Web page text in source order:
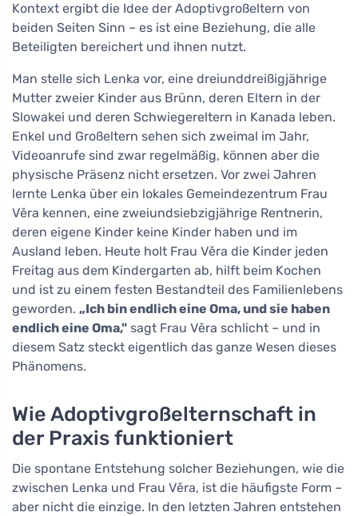
Kontext ergibt die Idee der Adoptivgroßeltern von
beiden Seiten Sinn – es ist eine Beziehung, die alle
Beteiligten bereichert und ihnen nutzt.
Man stelle sich Lenka vor, eine dreiunddreißigjährige
Mutter zweier Kinder aus Brünn, deren Eltern in der
Slowakei und deren Schwiegereltern in Kanada leben.
Enkel und Großeltern sehen sich zweimal im Jahr,
Videoanrufe sind zwar regelmäßig, können aber die
physische Präsenz nicht ersetzen. Vor zwei Jahren
lernte Lenka über ein lokales Gemeindezentrum Frau
Věra kennen, eine zweiundsiebzigjährige Rentnerin,
deren eigene Kinder keine Kinder haben und im
Ausland leben. Heute holt Frau Věra die Kinder jeden
Freitag aus dem Kindergarten ab, hilft beim Kochen
und ist zu einem festen Bestandteil des Familienlebens
geworden. „Ich bin endlich eine Oma, und sie haben
endlich eine Oma," sagt Frau Věra schlicht – und in
diesem Satz steckt eigentlich das ganze Wesen dieses
Phänomens.
Wie Adoptivgroßelternschaft in
der Praxis funktioniert
Die spontane Entstehung solcher Beziehungen, wie die
zwischen Lenka und Frau Věra, ist die häufigste Form –
aber nicht die einzige. In den letzten Jahren entstehen